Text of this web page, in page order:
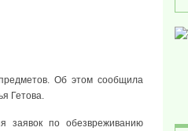
Об этом сообщила
Гетова.
заявок по обезвреживанию